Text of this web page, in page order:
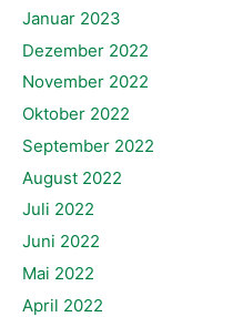
Januar 2023
Dezember 2022
November 2022
Oktober 2022
September 2022
August 2022
Juli 2022
Juni 2022
Mai 2022
April 2022